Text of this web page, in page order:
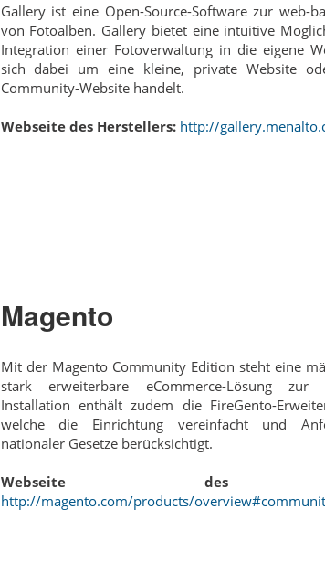
Gallery ist eine Open-Source-Software zur web-
von Fotoalben. Gallery bietet eine intuitive
Integration einer Fotoverwaltung in die eigene
sich dabei um eine kleine, private Website
Community-Website handelt.
Webseite des Herstellers: http://
Magento
Mit der Magento Community Edition steht eine
stark erweiterbare eCommerce-Lösung zur
Installation enthält zudem die FireGento-
welche die Einrichtung vereinfacht und
nationaler Gesetze berücksichtigt.
Webseite des
http://magento.com/products/